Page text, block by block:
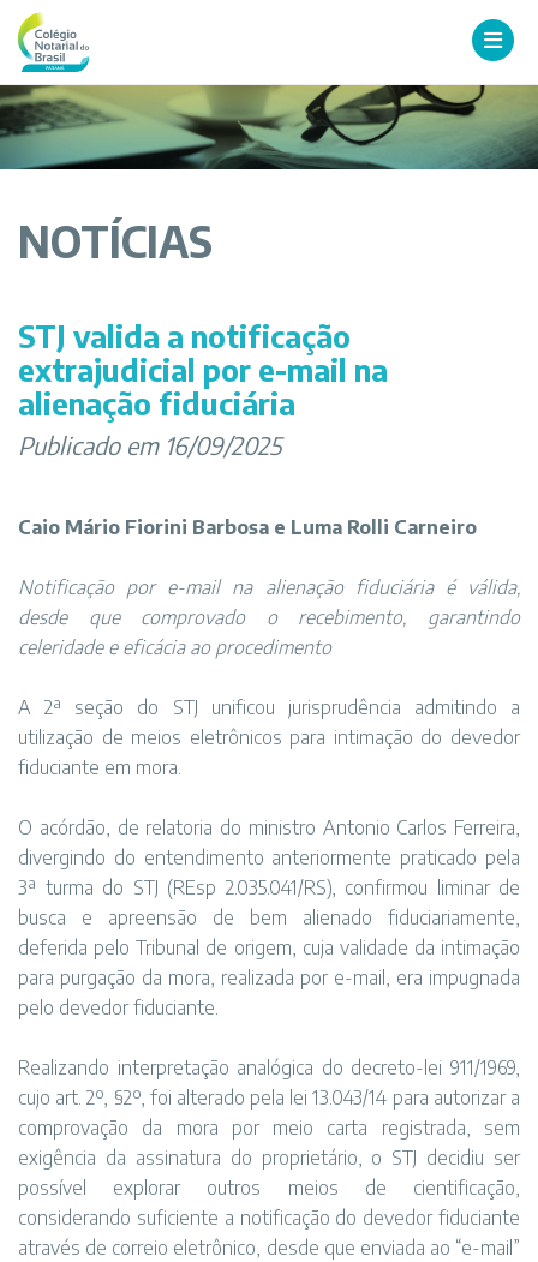
NOTÍCIAS
STJ valida a notificação
extrajudicial por e-mail na
alienação fiduciária
Publicado em 16/09/2025
Caio Mário Fiorini Barbosa e Luma Rolli Carneiro
Notificação por e-mail na alienação fiduciária é válida,
desde que comprovado o recebimento, garantindo
celeridade e eficácia ao procedimento
A 2ª seção do STJ unificou jurisprudência admitindo a
utilização de meios eletrônicos para intimação do devedor
fiduciante em mora.
O acórdão, de relatoria do ministro Antonio Carlos Ferreira,
divergindo do entendimento anteriormente praticado pela
3ª turma do STJ (REsp 2.035.041/RS), confirmou liminar de
busca e apreensão de bem alienado fiduciariamente,
deferida pelo Tribunal de origem, cuja validade da intimação
para purgação da mora, realizada por e-mail, era impugnada
pelo devedor fiduciante.
Realizando interpretação analógica do decreto-lei 911/1969,
cujo art. 2º, §2º, foi alterado pela lei 13.043/14 para autorizar a
comprovação da mora por meio carta registrada, sem
exigência da assinatura do proprietário, o STJ decidiu ser
possível explorar outros meios de cientificação,
considerando suficiente a notificação do devedor fiduciante
através de correio eletrônico, desde que enviada ao “e-mail”